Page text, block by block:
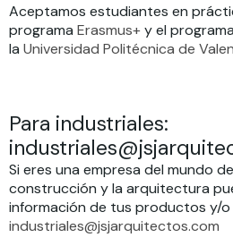
Aceptamos estudiantes en
programa Erasmus+y el
la Universidad Politécnica de
Para industriales:
Si eres una empresa del mundo
construcción y la arquitectura
información de tus productos y/o
industriales@jsjarquitectos.com